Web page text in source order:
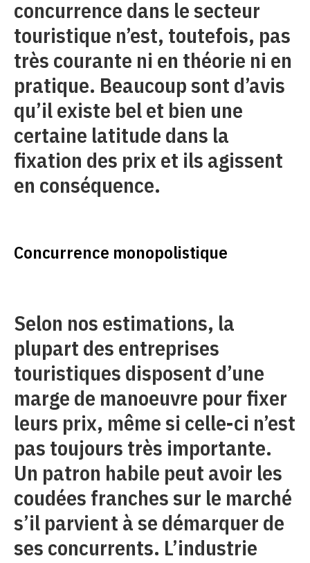
concurrence dans le secteur
touristique n’est, toutefois, pas
très courante ni en théorie ni en
pratique. Beaucoup sont d’avis
qu’il existe bel et bien une
certaine latitude dans la
fixation des prix et ils agissent
en conséquence.
Concurrence monopolistique
Selon nos estimations, la
plupart des entreprises
touristiques disposent d’une
marge de manoeuvre pour fixer
leurs prix, même si celle-ci n’est
pas toujours très importante.
Un patron habile peut avoir les
coudées franches sur le marché
s’il parvient à se démarquer de
ses concurrents. L’industrie